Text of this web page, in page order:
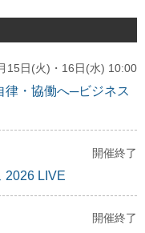
15日(火)・16日(水) 10:00
律・協働へ─ビジネス
開催終了
2026 LIVE
開催終了